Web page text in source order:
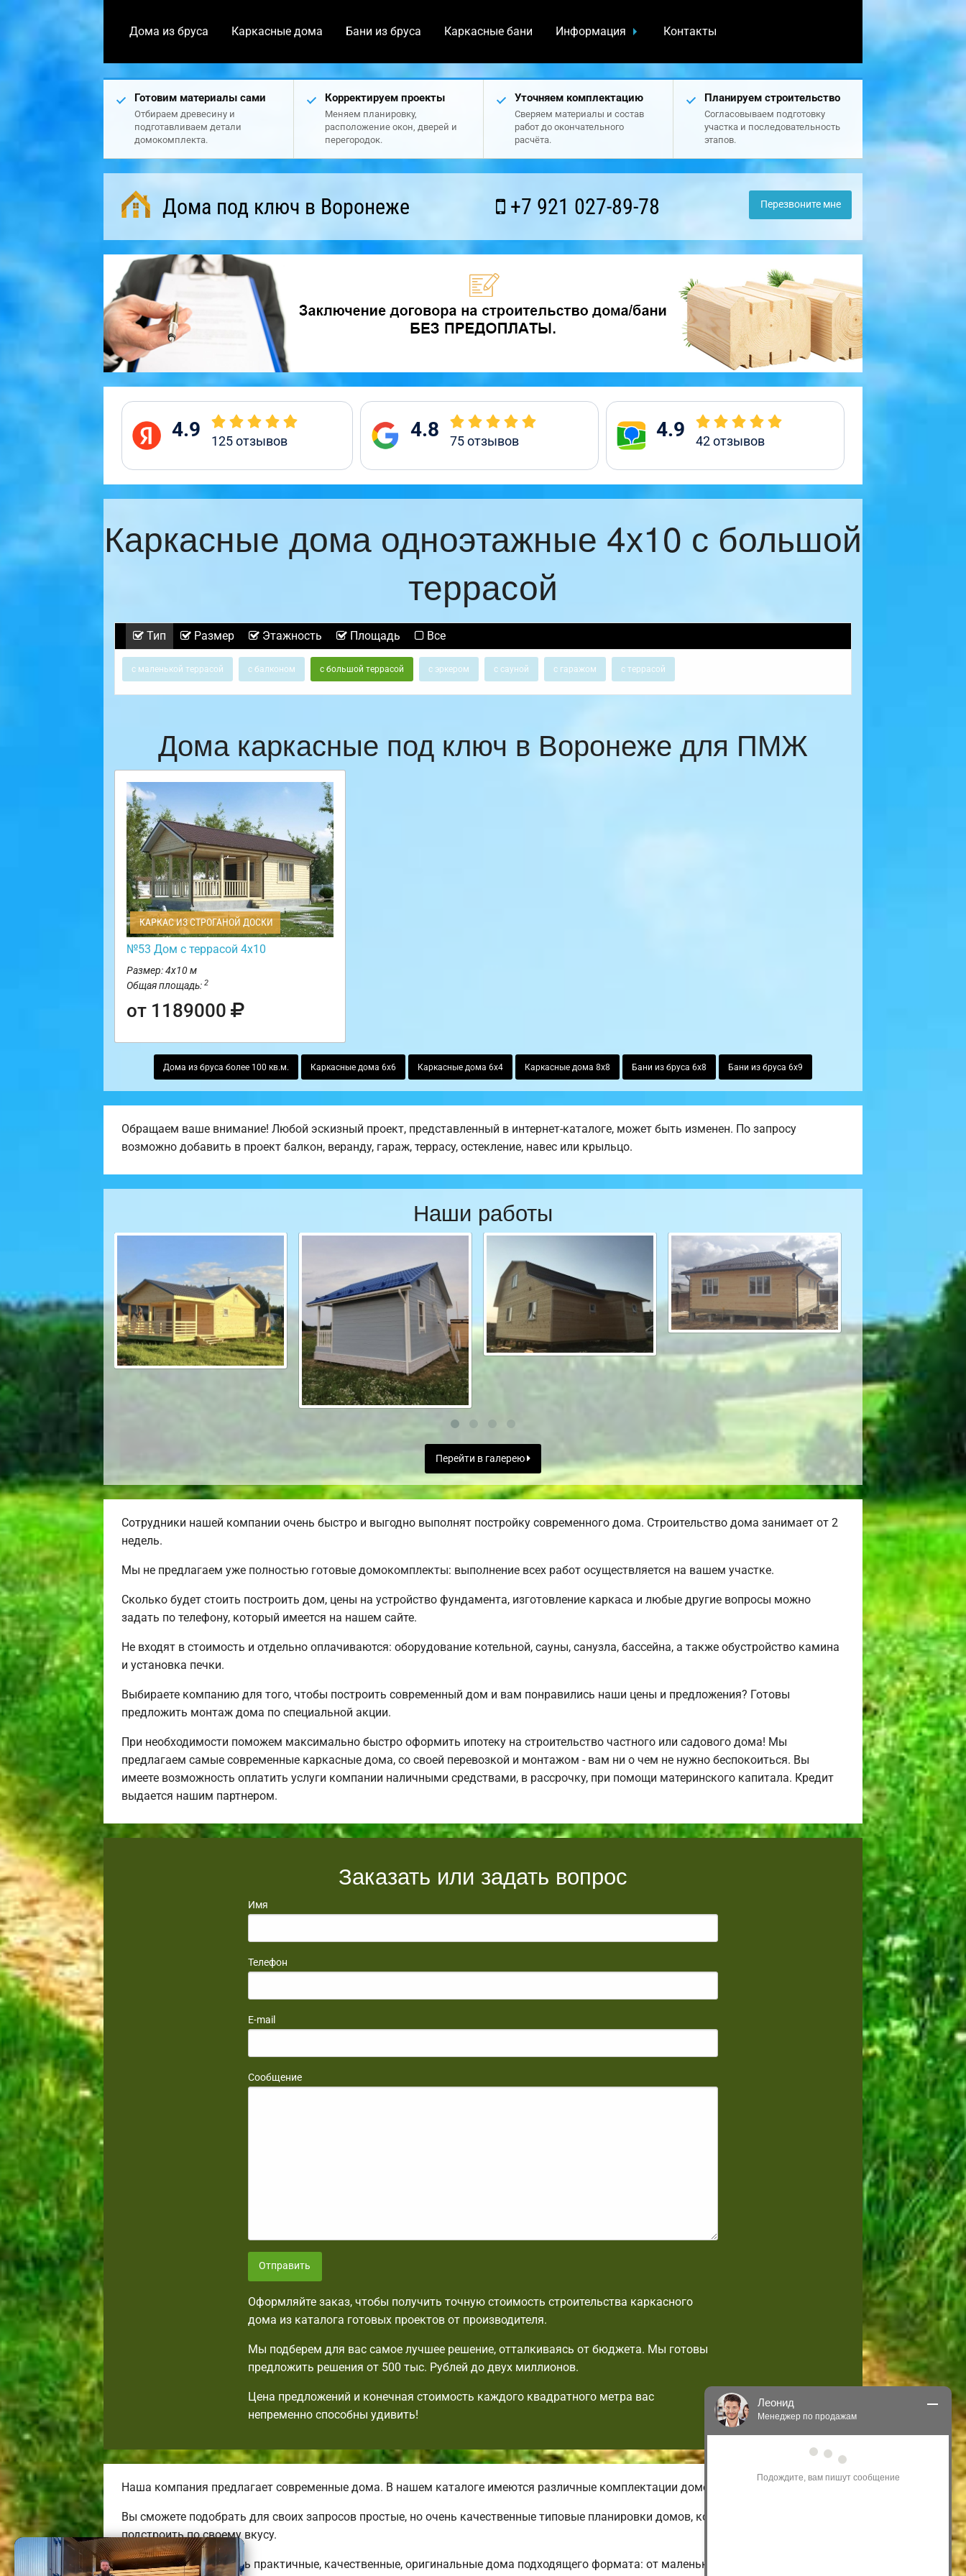
Дома из бруса Каркасные дома Бани из бруса Каркасные бани Информация Контакты
Готовим материалы сами
Отбираем древесину и
подготавливаем детали
домокомплекта.
Корректируем проекты
Меняем планировку,
расположение окон, дверей и
перегородок.
Уточняем комплектацию
Сверяем материалы и состав
работ до окончательного
расчёта.
Планируем строительство
Согласовываем подготовку
участка и последовательность
этапов.
Дома под ключ в Воронеже +7 921 027-89-78 Перезвоните мне
4.9 125отзывов 4.8 75отзывов 4.9 42отзывов
Каркасные дома одноэтажные 4х10 с большой
террасой
Тип Размер Этажность Площадь Все
с маленькой террасой с балконом с большой террасой с эркером с сауной с гаражом с террасой
Дома каркасные под ключ в Воронеже для ПМЖ
КАРКАС ИЗ СТРОГАНОЙ ДОСКИ
№53 Дом с террасой 4х10
Размер: 4х10 м
Общая площадь: 2
от 1189000
Дома из бруса более 100 кв.м. Каркасные дома 6х6 Каркасные дома 6х4 Каркасные дома 8х8 Бани из бруса 6х8 Бани из бруса 6х9
Обращаем ваше внимание! Любой эскизный проект, представленный в интернет-каталоге, может быть изменен. По запросу
возможно добавить в проект балкон, веранду, гараж, террасу, остекление, навес или крыльцо.
Наши работы
Перейти в галерею
Сотрудники нашей компании очень быстро и выгодно выполнят постройку современного дома. Строительство дома занимает от 2
недель.
Мы не предлагаем уже полностью готовые домокомплекты: выполнение всех работ осуществляется на вашем участке.
Сколько будет стоить построить дом, цены на устройство фундамента, изготовление каркаса и любые другие вопросы можно
задать по телефону, который имеется на нашем сайте.
Не входят в стоимость и отдельно оплачиваются: оборудование котельной, сауны, санузла, бассейна, а также обустройство камина
и установка печки.
Выбираете компанию для того, чтобы построить современный дом и вам понравились наши цены и предложения? Готовы
предложить монтаж дома по специальной акции.
При необходимости поможем максимально быстро оформить ипотеку на строительство частного или садового дома! Мы
предлагаем самые современные каркасные дома, со своей перевозкой и монтажом - вам ни о чем не нужно беспокоиться. Вы
имеете возможность оплатить услуги компании наличными средствами, в рассрочку, при помощи материнского капитала. Кредит
выдается нашим партнером.
Заказать или задать вопрос
Имя
Телефон
E-mail
Сообщение
Отправить
Оформляйте заказ, чтобы получить точную стоимость строительства каркасного
дома из каталога готовых проектов от производителя.
Мы подберем для вас самое лучшее решение, отталкиваясь от бюджета. Мы готовы
предложить решения от 500 тыс. Рублей до двух миллионов.
Цена предложений и конечная стоимость каждого квадратного метра вас
непременно способны удивить!
Наша компания предлагает современные дома. В нашем каталоге имеются различные комплектации домов небольшой площади.
Вы сможете подобрать для своих запросов простые, но очень качественные типовые планировки домов, которые возможно
подстроить по своему вкусу.
Мы готовы предложить практичные, качественные, оригинальные дома подходящего формата: от маленьких 1-этажных и
Леонид
Менеджер по продажам
Здравствуйте! Я могу
акциям и проектам.